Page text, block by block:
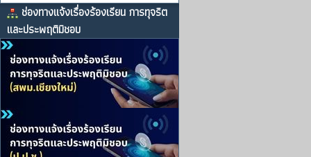
ช่องทางแจ้งเรื่องร้องเรียน การทุจริต
และประพฤติมิชอบ